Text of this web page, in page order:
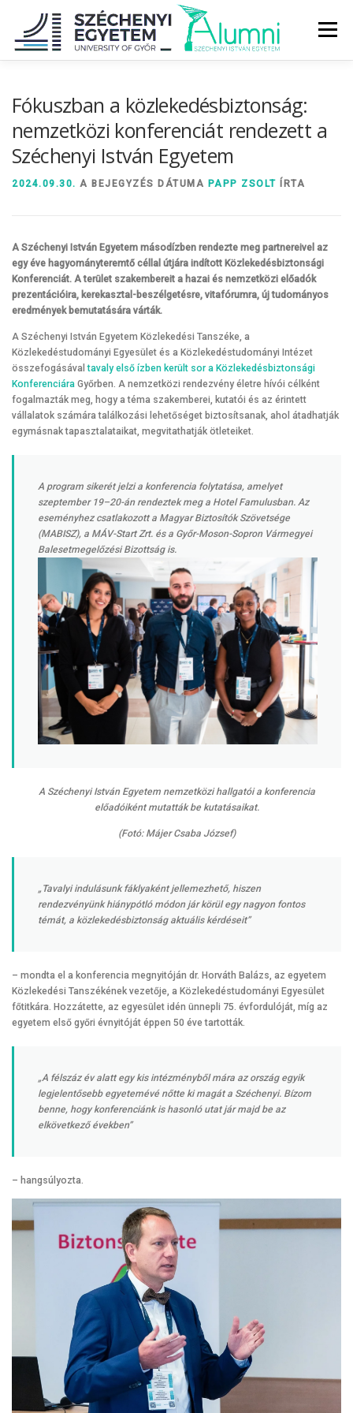
tartalomhoz
Menü
DIPLOMAÁTADÓ DIPLOMÁN TÚL
Fókuszban a közlekedésbiztonság:
nemzetközi konferenciát rendezett a
Széchenyi István Egyetem
2024.09.30. A BEJEGYZÉS DÁTUMA PAPP ZSOLT ÍRTA
A Széchenyi István Egyetem másodízben rendezte meg partnereivel az
egy éve hagyományteremtő céllal útjára indított Közlekedésbiztonsági
Konferenciát. A terület szakembereit a hazai és nemzetközi előadók
prezentációira, kerekasztal-beszélgetésre, vitafórumra, új tudományos
eredmények bemutatására várták.
A Széchenyi István Egyetem Közlekedési Tanszéke, a
Közlekedéstudományi Egyesület és a Közlekedéstudományi Intézet
összefogásávaltavaly első ízben került sor a Közlekedésbiztonsági
Konferenciára Győrben. A nemzetközi rendezvény életre hívói célként
fogalmazták meg, hogy a téma szakemberei, kutatói és az érintett
vállalatok számára találkozási lehetőséget biztosítsanak, ahol átadhatják
egymásnak tapasztalataikat, megvitathatják ötleteiket.
A program sikerét jelzi a konferencia folytatása, amelyet
szeptember 19–20-án rendeztek meg a Hotel Famulusban. Az
eseményhez csatlakozott a Magyar Biztosítók Szövetsége
(MABISZ), a MÁV-Start Zrt. és a Győr-Moson-Sopron Vármegyei
Balesetmegelőzési Bizottság is.
A Széchenyi István Egyetem nemzetközi hallgatói a konferencia
előadóiként mutatták be kutatásaikat.
(Fotó: Májer Csaba József)
„Tavalyi indulásunk fáklyaként jellemezhető, hiszen
rendezvényünk hiánypótló módon jár körül egy nagyon fontos
témát, a közlekedésbiztonság aktuális kérdéseit”
– mondta el a konferencia megnyitóján dr. Horváth Balázs, az egyetem
Közlekedési Tanszékének vezetője, a Közlekedéstudományi Egyesület
főtitkára. Hozzátette, az egyesület idén ünnepli 75. évfordulóját, míg az
egyetem első győri évnyitóját éppen 50 éve tartották.
„A félszáz év alatt egy kis intézményből mára az ország egyik
legjelentősebb egyetemévé nőtte ki magát a Széchenyi. Bízom
benne, hogy konferenciánk is hasonló utat jár majd be az
elkövetkező években”
– hangsúlyozta.